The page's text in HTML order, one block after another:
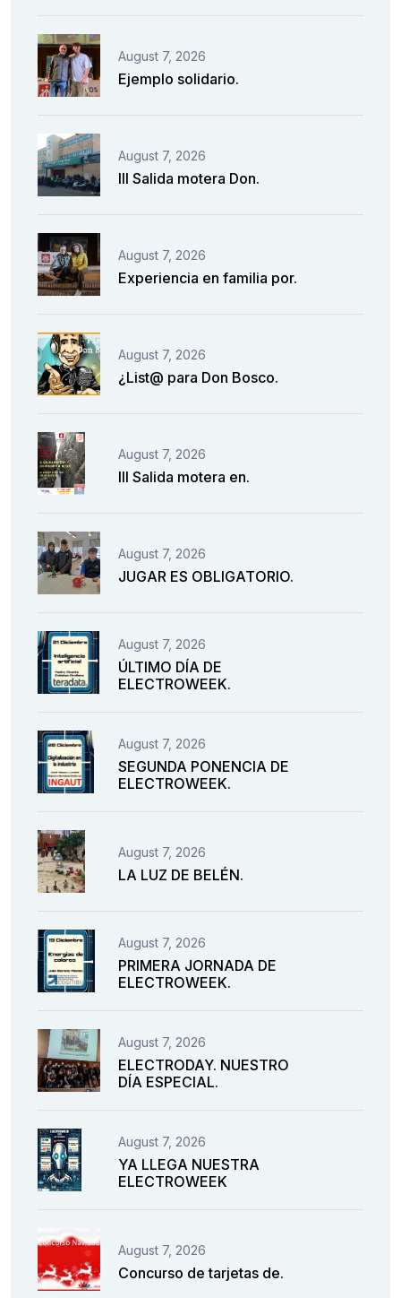
August 7, 2026
Ejemplo solidario.
August 7, 2026
III Salida motera Don.
August 7, 2026
Experiencia en familia por.
August 7, 2026
¿List@ para Don Bosco.
August 7, 2026
III Salida motera en.
August 7, 2026
JUGAR ES OBLIGATORIO.
August 7, 2026
ÚLTIMO DÍA DE
ELECTROWEEK.
August 7, 2026
SEGUNDA PONENCIA DE
ELECTROWEEK.
August 7, 2026
LA LUZ DE BELÉN.
August 7, 2026
PRIMERA JORNADA DE
ELECTROWEEK.
August 7, 2026
ELECTRODAY. NUESTRO
DÍA ESPECIAL.
August 7, 2026
YA LLEGA NUESTRA
ELECTROWEEK
August 7, 2026
Concurso de tarjetas de.